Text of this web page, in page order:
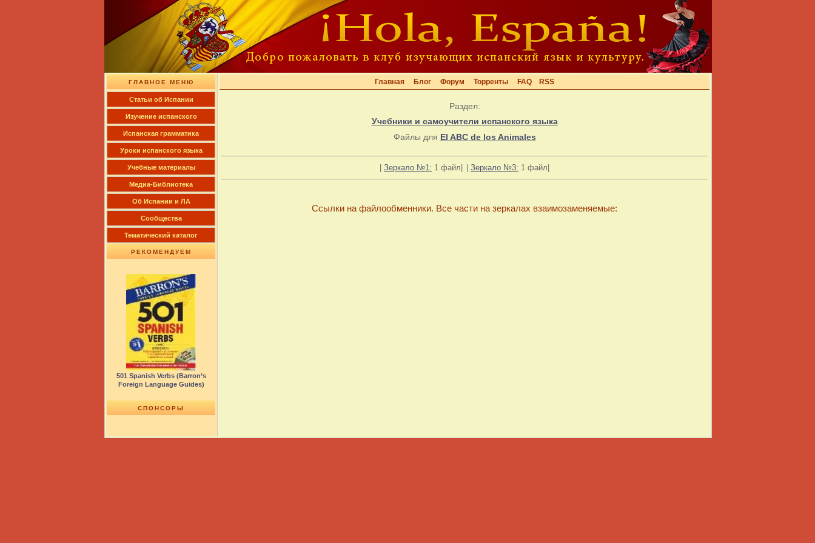
ГЛАВНОЕ МЕНЮ
Cтатьи об Испании
Изучение испанского
Испанская грамматика
Уроки испанского языка
Учебные материалы
Медиа-Библиотека
Об Испании и ЛА
Сообщества
Тематический каталог
РЕКОМЕНДУЕМ
501 Spanish Verbs (Barron’s
Foreign Language Guides)
СПОНСОРЫ
Главная Блог Форум Торренты FAQ RSS
Раздел:
Учебники и самоучители испанского языка
Файлы для El ABC de los Animales
Зеркало №1: 1 файл| Зеркало №3: 1 файл|
Ссылки на файлообменники. Все части на зеркалах взаимозаменяемые: